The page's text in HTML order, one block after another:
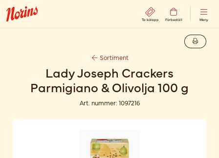
Ta kölapp Förbeställ Meny
Sortiment
Lady Joseph Crackers
Parmigiano & Olivolja 100 g
Art. nummer: 1097216